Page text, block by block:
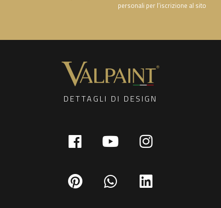
personali per l’iscrizione al sito
DETTAGLI DI DESIGN